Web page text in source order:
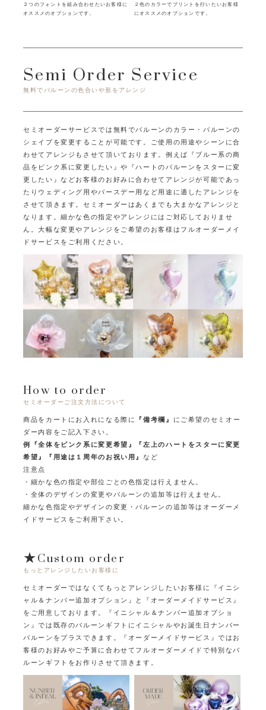
２つのフォントを組み合わせたいお客様に
オススメのオプションです。
２色のカラーでプリントを行いたいお客様
にオススメのオプションです。
Semi Order Service
無料でバルーンの色合いや形をアレンジ
セミオーダーサービスでは無料でバルーンのカラー・バルーンの
シェイプを変更することが可能です。
ご使用の用途やシーンに合
わせてアレンジもさせて頂いております。 例えば『ブルー系の商
品をピンク系に変更したい』や『ハートのバルーンをスターに変
更したい』などお客様のお好みに合わせてアレンジが可能であっ
たり ウェディング用やバースデー用など用途に適したアレンジを
させて頂きます。セミオーダーはあくまでも大まかなアレンジと
なります。細かな色の指定やアレンジにはご対応しておりませ
ん。大幅な変更やアレンジをご希望のお客様はフルオーダーメイ
ドサービスをご利用ください。
How to order
セミオーダーご注文方法について
商品をカートにお入れになる際に 『備考欄』
にご希望のセミオー
ダー内容をご記入下さい。
例『全体をピンク系に変更希望』『左上のハートをスターに変更
希望』『用途は１周年のお祝い用』など
注意点
・細かな色の指定や部位ごとの色指定は行えません。
・全体のデザインの変更やバルーンの追加等は行えません。
細かな色指定やデザインの変更・バルーンの追加等はオーダーメ
イドサービスをご利用下さい。
★Custom order
もっとアレンジしたいお客様に
セミオーダーではなくてもっとアレンジしたいお客様に
『イニシ
ャル＆ナンバー追加オプション』と『オーダーメイドサービス』
をご用意しております。
『イニシャル＆ナンバー追加オプショ
ン』では既存のバルーンギフトにイニシャルやお誕生日ナンバー
バルーンをプラスできます。
『オーダーメイドサービス』ではお
客様のお好みやご予算に合わせてフルオーダーメイドで特別なバ
ルーンギフトをお作りさせて頂きます。